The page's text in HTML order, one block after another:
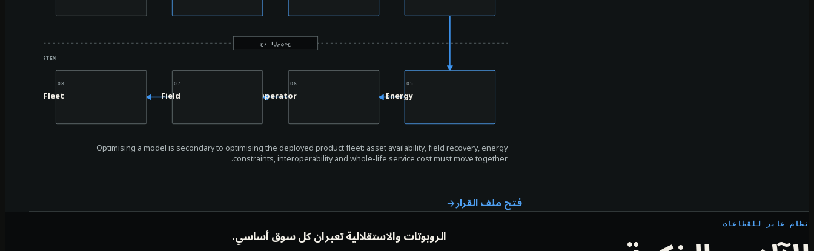
حد المنتج
SYSTEM
05
Energy
06
Operator
07
Field
08
Fleet
Optimising a model is secondary to optimising the deployed product fleet: asset availability, field recovery, energy
constraints, interoperability and whole-life service cost must move together.
فتح ملف القرار
نظام عابر للقطاعات
الروبوتات والاستقلالية تعبران كل سوق أساسي.